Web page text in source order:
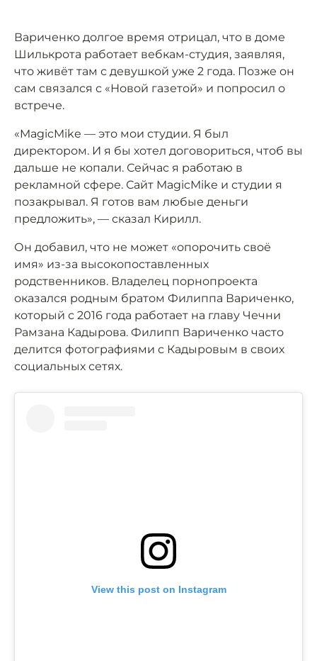
Вариченко долгое время отрицал, что в доме
Шилькрота работает вебкам-студия, заявляя,
что живёт там с девушкой уже 2 года. Позже он
сам связался с «Новой газетой» и попросил о
встрече.
«MagicMike — это мои студии. Я был
директором. И я бы хотел договориться, чтоб вы
дальше не копали. Сейчас я работаю в
рекламной сфере. Сайт MagicMike и студии я
позакрывал. Я готов вам любые деньги
предложить», — сказал Кирилл.
Он добавил, что не может «опорочить своё
имя» из-за высокопоставленных
родственников. Владелец порнопроекта
оказался родным братом Филиппа Вариченко,
который с 2016 года работает на главу Чечни
Рамзана Кадырова. Филипп Вариченко часто
делится фотографиями с Кадыровым в своих
социальных сетях.
View this post on Instagram